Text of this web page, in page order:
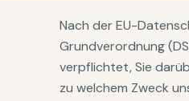
Nach der EU-
Grundverordnung
verpflichtet, Sie
zu welchem Zweck